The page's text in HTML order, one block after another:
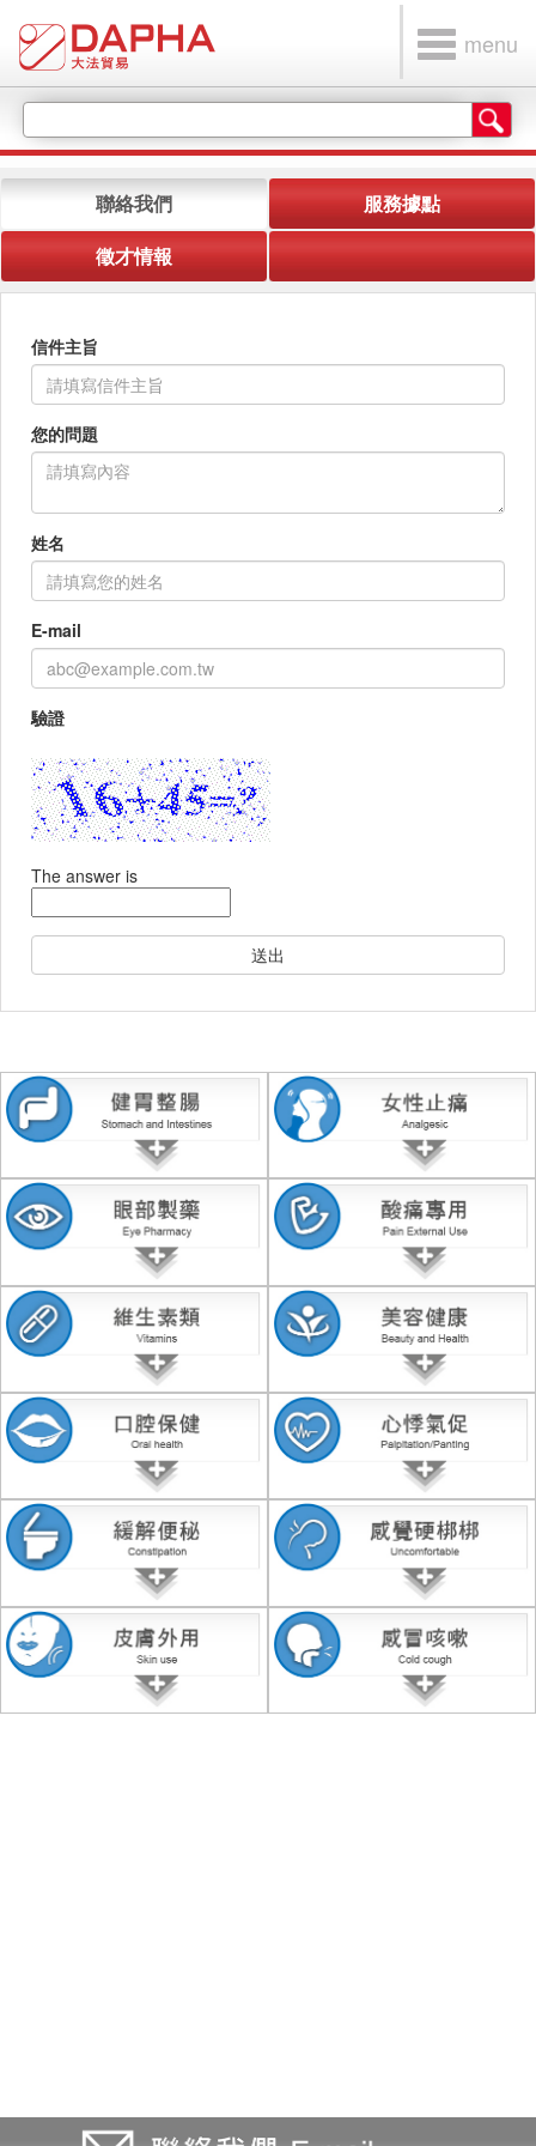
menu
聯絡我們
服務據點
徵才情報
信件主旨
您的問題
姓名
E-mail
驗證
The answer is